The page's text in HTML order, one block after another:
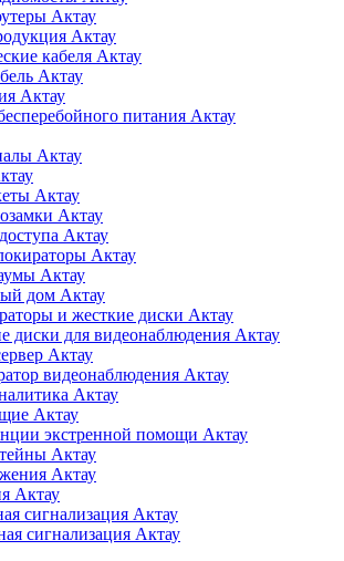
Актау
Актау
кабеля Актау
Актау
Актау
питания Актау
Актау
Актау
Актау
Актау
Актау
Актау
дом Актау
и жесткие диски Актау
диски для видеонаблюдения Актау
Актау
видеонаблюдения Актау
Актау
Актау
экстренной помощи Актау
Актау
Актау
Актау
сигнализация Актау
сигнализация Актау